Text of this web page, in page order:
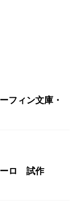
フィン文庫・
ロ 試作